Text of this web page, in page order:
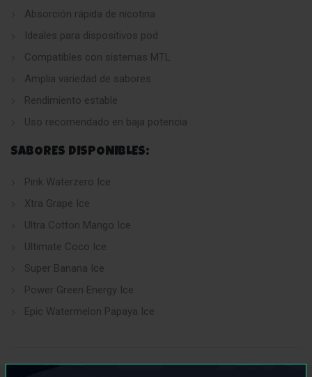
Absorción rápida de nicotina
Ideales para dispositivos pod
Compatibles con sistemas MTL
Amplia variedad de sabores
Rendimiento estable
Uso recomendado en baja potencia
SABORES DISPONIBLES:
Pink Waterzero Ice
Xtra Grape Ice
Ultra Cotton Mango Ice
Ultimate Coco Ice
Super Banana Ice
Power Green Energy Ice
Epic Watermelon Papaya Ice